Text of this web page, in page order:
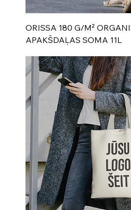
ORISSA 180 G/M²
APAKŠDAĻAS SOMA 11L